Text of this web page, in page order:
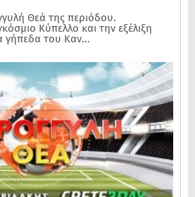
Θεά της περιόδου.
Κύπελλο και την εξέλιξη
γήπεδα του Καν...